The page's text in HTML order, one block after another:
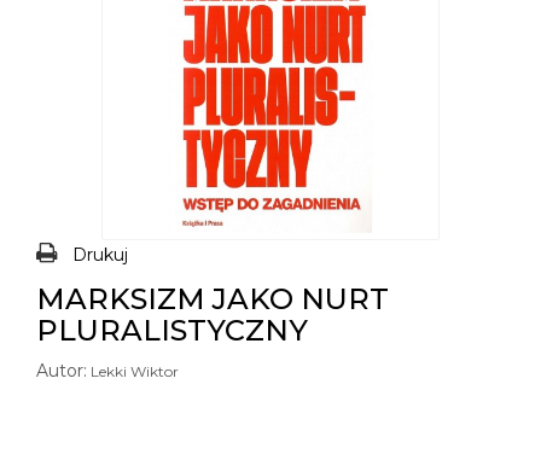
Drukuj
MARKSIZM JAKO NURT
PLURALISTYCZNY
Autor: Lekki Wiktor